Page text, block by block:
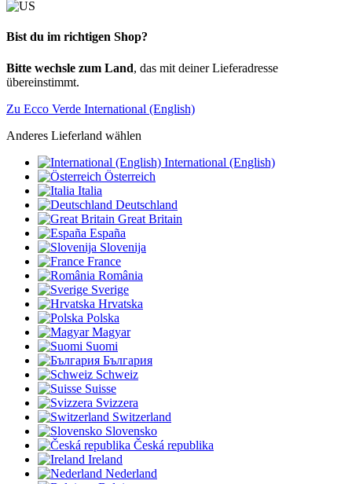
Bist du im richtigen Shop?
Bitte wechsle zum Land, das mit deiner Lieferadresse
übereinstimmt.
Zu Ecco Verde International (English)
Anderes Lieferland wählen
International (English)
Österreich
Italia
Deutschland
Great Britain
España
Slovenija
France
România
Sverige
Hrvatska
Polska
Magyar
Suomi
България
Schweiz
Suisse
Svizzera
Switzerland
Slovensko
Česká republika
Ireland
Nederland